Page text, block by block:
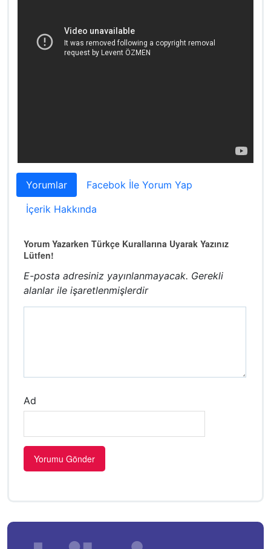
Yorumlar
Facebok İle Yorum Yap
İçerik Hakkında
Yorum Yazarken Türkçe Kurallarına Uyarak Yazınız
Lütfen!
E-posta adresiniz yayınlanmayacak. Gerekli
alanlar ile işaretlenmişlerdir
Ad